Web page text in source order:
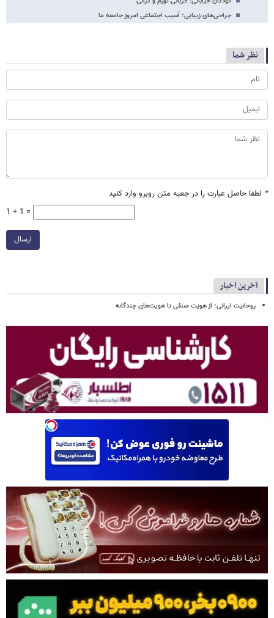
جراحی‌های زیبایی؛ آسیب اجتماعی امروز جامعه ما
نظر شما
* لطفا حاصل عبارت را در جعبه متن روبرو وارد کنید
1 + 1 =
ارسال
آخرین اخبار
روحانیت ایرانی؛ از هویت صنفی تا هویت‌های چندگانه